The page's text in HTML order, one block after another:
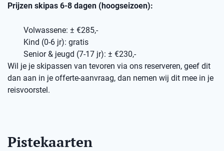
Prijzen skipas 6-8 dagen (hoogseizoen):
Volwassene: ± €285,-
Kind (0-6 jr): gratis
Senior & jeugd (7-17 jr): ± €230,-
Wil je je skipassen van tevoren via ons reserveren, geef dit
dan aan in je offerte-aanvraag, dan nemen wij dit mee in je
reisvoorstel.
Pistekaarten